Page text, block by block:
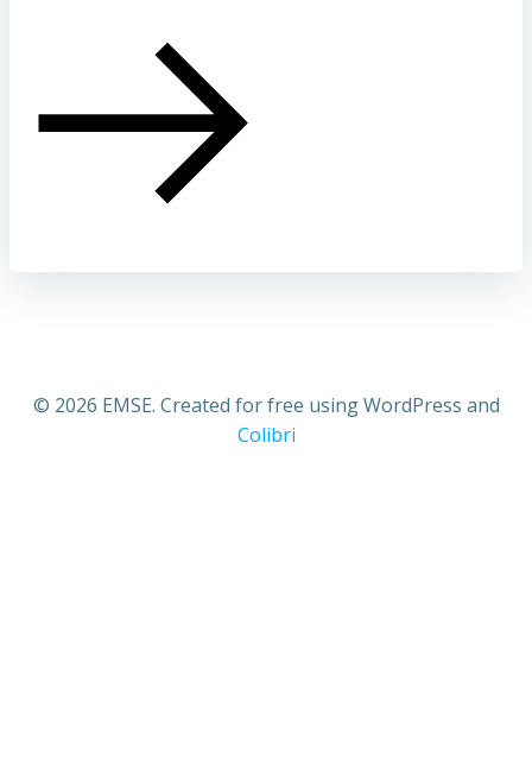
© 2026 EMSE. Created for free using WordPress and
Colibri